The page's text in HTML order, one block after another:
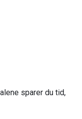
sparer du tid,